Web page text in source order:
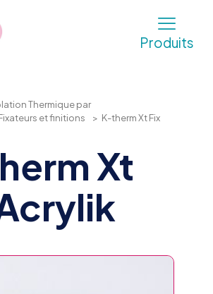
Produits
Thermique par
et finitions > K-therm Xt Fix
Xt